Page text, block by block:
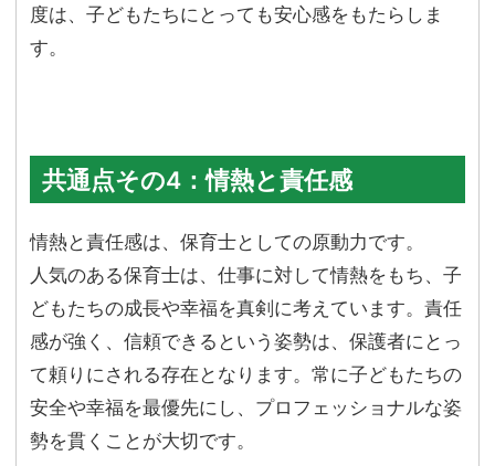
度は、子どもたちにとっても安心感をもたらしま
す。
共通点その4：情熱と責任感
情熱と責任感は、保育士としての原動力です。
人気のある保育士は、仕事に対して情熱をもち、子
どもたちの成長や幸福を真剣に考えています。責任
感が強く、信頼できるという姿勢は、保護者にとっ
て頼りにされる存在となります。常に子どもたちの
安全や幸福を最優先にし、プロフェッショナルな姿
勢を貫くことが大切です。